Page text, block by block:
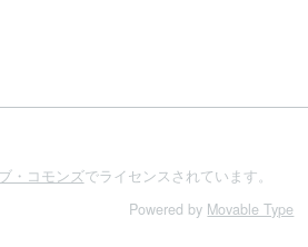
・コモンズでライセンスされています。
Powered by Movable Type